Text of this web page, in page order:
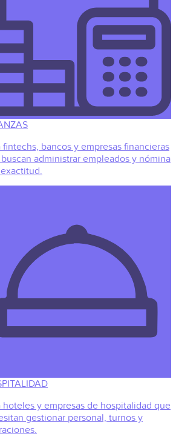
fintechs, bancos y empresas financieras
administrar empleados y nómina
hoteles y empresas de hospitalidad que
gestionar personal, turnos y